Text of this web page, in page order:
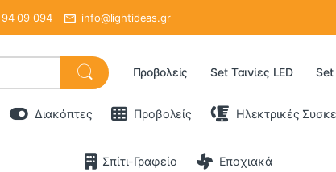
94 09 094 info@lightideas.gr
Προβολείς Set Ταινίες LED Set
Διακόπτες Προβολείς Ηλεκτρικές
Σπίτι-Γραφείο Εποχιακά